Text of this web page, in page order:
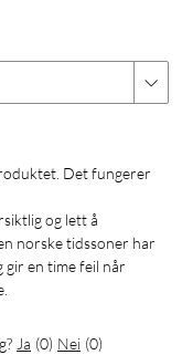
Alle støtter
2, som
Dette
og tilpasset
som dermed
og lett å
norske tidssoner har
gir en time feil når
Ja (0) Nei (0)